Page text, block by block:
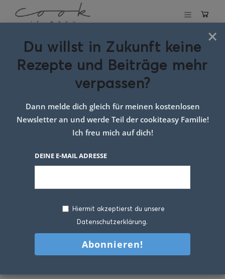
Schlagwort:
Spargel mit
Lachs
×
Du willst in Zukunft keine
Rezepte und Beiträge mehr
verpassen?
Dann melde dich gleich für meinen kostenlosen
Newsletter an und werde Teil der cookiteasy Familie!
Ich freu mich auf dich!
DEINE E-MAIL ADRESSE
Hiermit akzeptierst du unsere
Datenschutzerklärung.